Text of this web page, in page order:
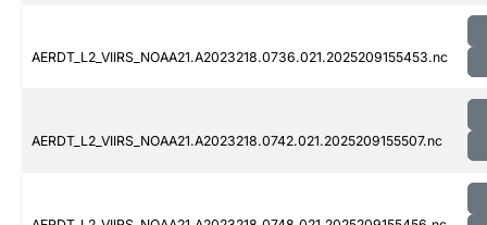
AERDT_L2_VIIRS_NOAA21.A2023218.0736.021.2025209155453.nc
AERDT_L2_VIIRS_NOAA21.A2023218.0742.021.2025209155507.nc